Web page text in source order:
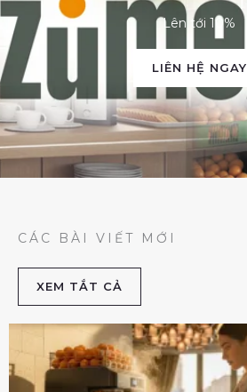
Lên tới 10%
LIÊN HỆ NGAY
CÁC BÀI VIẾT MỚI
XEM TẮT CẢ